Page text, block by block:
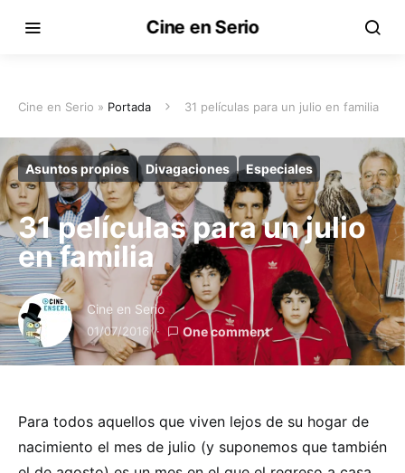
Cine en Serio
Cine en Serio » Portada 31 películas para un julio en familia
Asuntos propios Divagaciones Especiales
31 películas para un julio
en familia
Cine en Serio
01/07/2016 One comment
Para todos aquellos que viven lejos de su hogar de
nacimiento el mes de julio (y suponemos que también